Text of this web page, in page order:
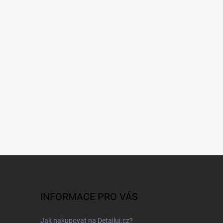
INFORMACE PRO VÁS
Jak nakupovat na Detailuj.cz?